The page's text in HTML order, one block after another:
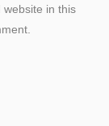
website in this